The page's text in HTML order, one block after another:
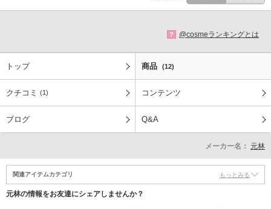
? @cosmeランキングとは
トップ 商品 (12)
クチコミ (1) コンテンツ
ブログ Q&A
メーカー名： 元林
関連アイテムカテゴリ もっとみる
元林の情報をお友達にシェアしませんか？